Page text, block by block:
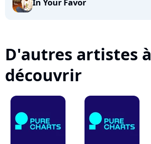
In Your Favor
D'autres artistes à
découvrir